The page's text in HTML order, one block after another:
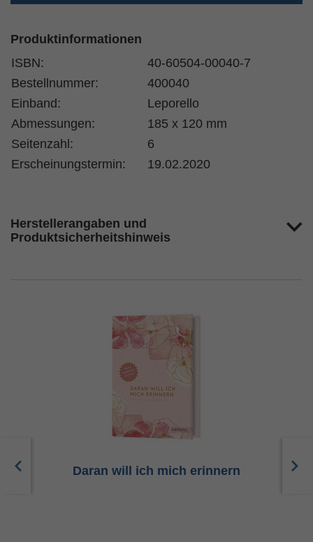
Produktinformationen
ISBN:
40-60504-00040-7
Bestellnummer:
400040
Einband:
Leporello
Abmessungen:
185 x 120 mm
Seitenzahl:
6
Erscheinungstermin:
19.02.2020
Herstellerangaben und
Produktsicherheitshinweis
Daran will ich mich erinnern